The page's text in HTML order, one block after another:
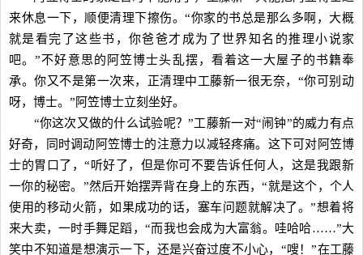
来休息一下，顺便清理下擦伤。“你家的书总是那么多啊，大概
就是看完了这些书，你爸爸才成为了世界知名的推理小说家
吧。”不好意思的阿笠博士头乱摆，看着这一大屋子的书籍奉
承。你又不是第一次来，正清理中工藤新一很无奈，“你可别动
呀，博士。”阿笠博士立刻坐好。
“你这次又做的什么试验呢？”工藤新一对“闹钟”的威力有点
好奇，同时调动阿笠博士的注意力以减轻疼痛。这下可对阿笠博
士的胃口了，“听好了，但是你可不要告诉任何人，这是我跟新
一你的秘密。”然后开始摆弄背在身上的东西，“就是这个，个人
使用的移动火箭，如果成功的话，塞车问题就解决了。”想着将
来大卖，一时手舞足蹈，“而我也会成为大富翁。哇哈哈……”大
笑中不知道是想演示一下，还是兴奋过度不小心，“嗖！”在工藤